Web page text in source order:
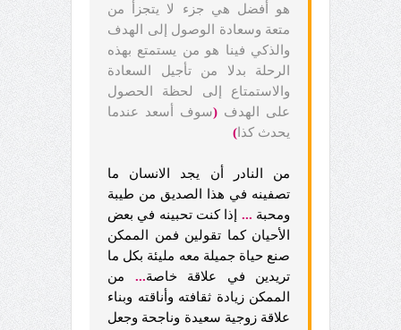
هو أفضل هي جزء لا يتجزأ من
متعة وسعادة الوصول إلى الهدف
والذكي فينا هو من يستمتع بهذه
الرحلة بدلا من تأجيل السعادة
والاستمتاع إلى لحظة الحصول
على الهدف (سوف أسعد عندما
يحدث كذا )
من النادر أن يجد الانسان ما
تصفينه في هذا الصديق من طيبة
ومحبة ... إذا كنت تحبينه في بعض
الأحيان كما تقولين فمن الممكن
صنع حياة جميلة معه مليئة بكل ما
تريدين في علاقة خاصة... من
الممكن زيادة ثقافته وأناقته وبناء
علاقة زوجية سعيدة وناجحة وجعل